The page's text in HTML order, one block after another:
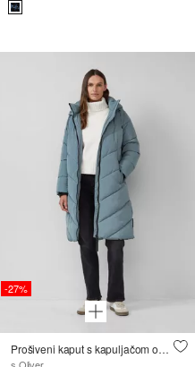
-27%
Prošiveni kaput s kapuljačom od plišanog medvjedića